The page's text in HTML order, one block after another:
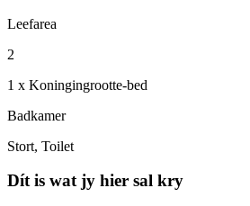
Leefarea
2
1 x Koningingrootte-bed
Badkamer
Stort, Toilet
Dít is wat jy hier sal kry